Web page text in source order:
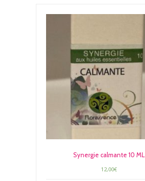
Synergie calmante 10 ML
12,00€